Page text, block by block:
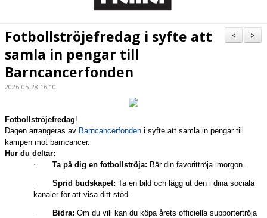
KALENDER
DOKUMENT
MATCHER
BÖRJA I SKILJEBO SK
>
<
Fotbollströjefredag i syfte att
samla in pengar till
Barncancerfonden
2026-05-28 16:10
Fotbollströjefredag!
Dagen arrangeras av Barncancerfonden i syfte att samla in pengar till
kampen mot barncancer.
Hur du deltar:
·
Ta på dig en fotbollströja: Bär din favorittröja imorgon.
· Sprid budskapet: Ta en bild och lägg ut den i dina sociala
kanaler för att visa ditt stöd.
· Bidra: Om du vill kan du köpa årets officiella supportertröja